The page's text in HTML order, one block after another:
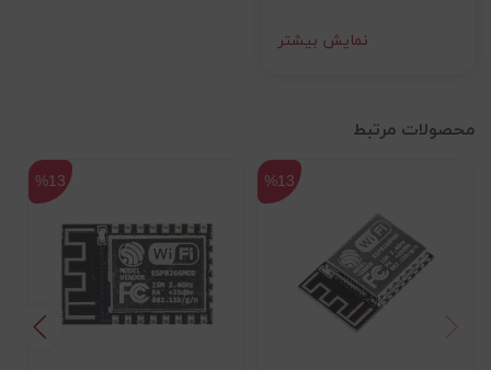
نمایش بیشتر
محصولات مرتبط
%13
%13